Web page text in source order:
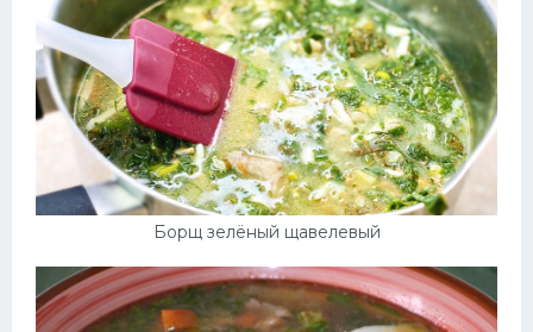
Борщ зелёный щавелевый